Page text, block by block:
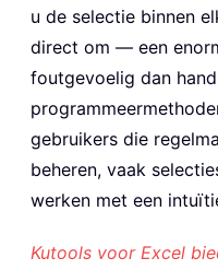
u de selectie binnen
direct om — een
foutgevoelig dan
gebruikers die
beheren, vaak
werken met een
Kutools voor Excel